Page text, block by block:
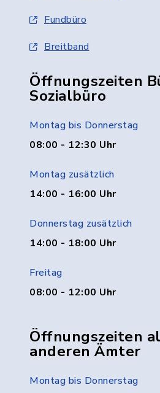
Fundbüro
Breitband
Öffnungszeiten
Sozialbüro
Montag bis Donnerstag
08:00 - 12:30 Uhr
Montag zusätzlich
14:00 - 16:00 Uhr
Donnerstag zusätzlich
14:00 - 18:00 Uhr
Freitag
08:00 - 12:00 Uhr
Öffnungszeiten
anderen Ämter
Montag bis Donnerstag